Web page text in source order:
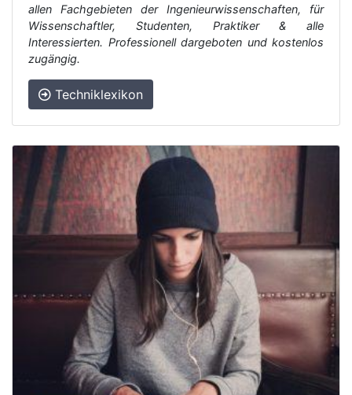
allen Fachgebieten der Ingenieurwissenschaften, für
Wissenschaftler, Studenten, Praktiker & alle
Interessierten. Professionell dargeboten und kostenlos
zugängig.
Techniklexikon